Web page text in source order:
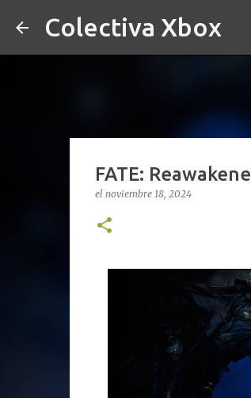
Colectiva Xbox
FATE:
el noviembre 18, 2024